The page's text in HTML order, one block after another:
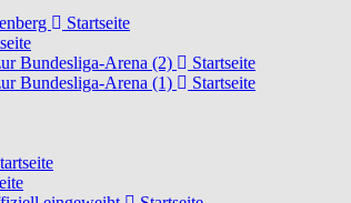
Startseite
Bundesliga-Arena (2)
Startseite
Bundesliga-Arena (1)
Startseite